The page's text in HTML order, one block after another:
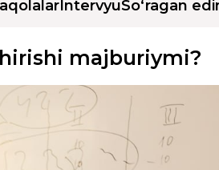
IntervyuSo‘ragan
majburiymi?